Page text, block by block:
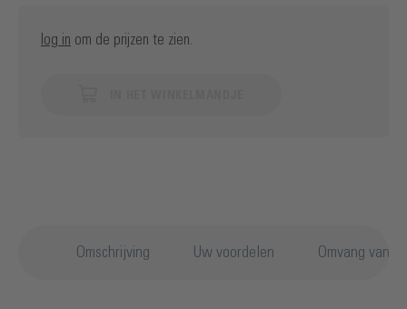
log in om de prijzen te zien.
Omschrijving Uw voordelen Omvang van